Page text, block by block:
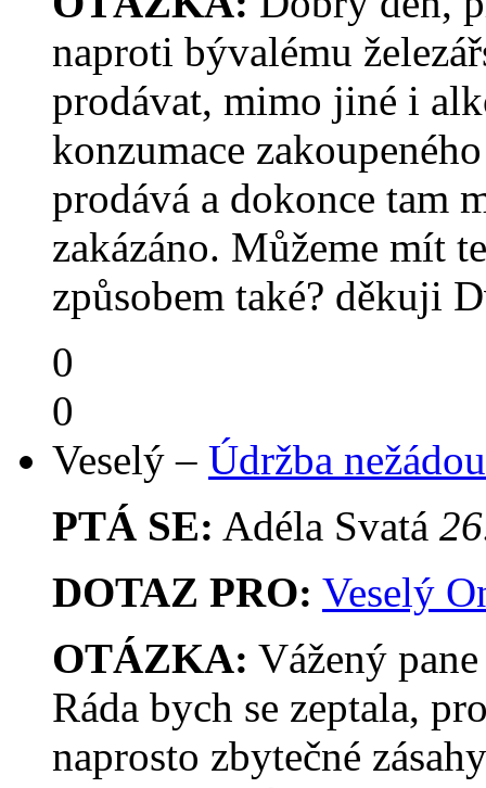
naproti bývalému
prodávat, mimo jiné i
konzumace
prodává a dokonce tam
zakázáno. Můžeme mít
způsobem také? děkuji
0
0
Veselý – Údržba
PTÁ SE: Adéla Svatá
DOTAZ PRO: Veselý
OTÁZKA: Vážený
Ráda bych se zeptala,
naprosto zbytečné